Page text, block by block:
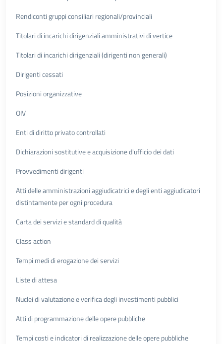
Rendiconti gruppi consiliari regionali/provinciali
Titolari di incarichi dirigenziali amministrativi di vertice
Titolari di incarichi dirigenziali (dirigenti non generali)
Dirigenti cessati
Posizioni organizzative
OIV
Enti di diritto privato controllati
Dichiarazioni sostitutive e acquisizione d'ufficio dei dati
Provvedimenti dirigenti
Atti delle amministrazioni aggiudicatrici e degli enti aggiudicatori
distintamente per ogni procedura
Carta dei servizi e standard di qualità
Class action
Tempi medi di erogazione dei servizi
Liste di attesa
Nuclei di valutazione e verifica degli investimenti pubblici
Atti di programmazione delle opere pubbliche
Tempi costi e indicatori di realizzazione delle opere pubbliche